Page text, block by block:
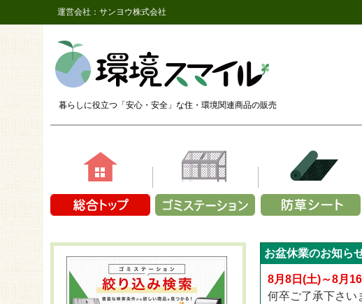
運営会社：サンヨウ株式会社
暮らしに役立つ「安心・安全」な住・環境関連商品の販売
鉄（メッシュ）
プラスチック製
アルミ
1～9袋
10～14袋
15～19袋
～
ザバーン350G
ザバーン240G
ザバーン136G
商品シリーズから選ぶ
CLOVER TURF／あそび
CLOVER TURF／プレミ
CLOVER TURF／Wタイプ
長さ2,000×幅200×
長さ2,000×幅
長さ2,000×幅
玉石
黒
白
お盆休業のお知ら
8月8日(土)～8月
何卒ご了承下さい